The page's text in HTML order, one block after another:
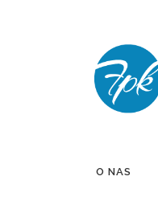
O NAS